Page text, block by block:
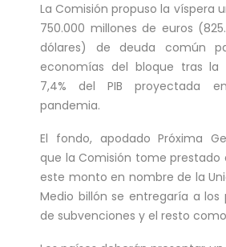
of intensive care on
treated for a ser...
Double Olympic
Shelly-Ann Fraser-
La Comisión propuso la víspera
750.000 millones de euros
dólares) de deuda común
economías del bloque tras la
7,4% del PIB proyectada
pandemia.
El fondo, apodado Próxima
que la Comisión tome prestado
este monto en nombre de la
Medio billón se entregaría a
de subvenciones y el resto